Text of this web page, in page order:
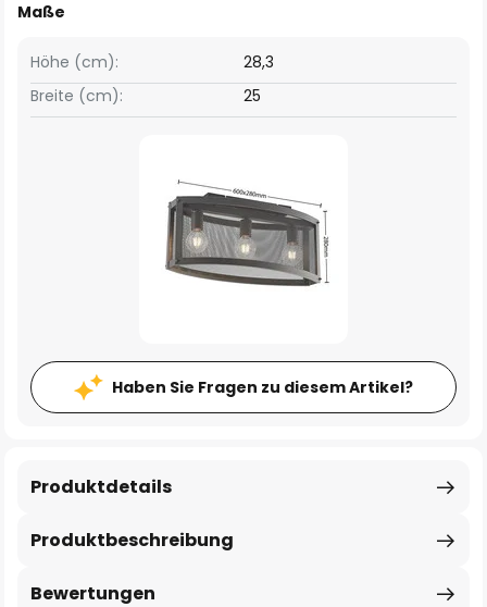
Maße
Breite (cm): 25
Höhe (cm): 28,3
Haben Sie Fragen zu diesem Artikel?
Produktbeschreibung
Produktdetails
Bewertungen